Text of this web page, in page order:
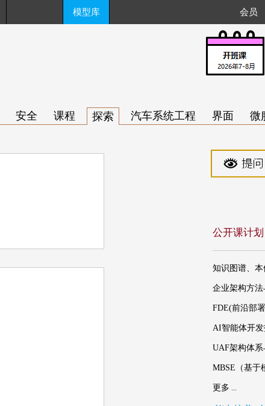
模型库 会员
安全 课程 探索 汽车系统工程 界面 微
公开课计划
知识图谱、
企业架构方
FDE(前沿部
AI智能体开
UAF架构体
MBSE（基于
更多 ...